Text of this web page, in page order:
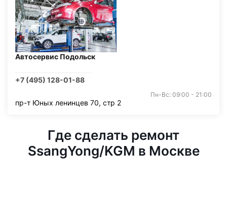
Автосервис Подольск
+7 (495) 128-01-88
Пн-Вс: 09:00 - 21:00
пр-т Юных ленинцев 70, стр 2
Где сделать ремонт
SsangYong/KGM в Москве